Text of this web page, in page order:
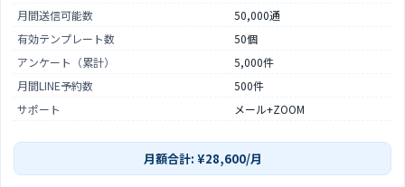
月間送信可能数
50,000通
有効テンプレート数
50個
アンケート（累計）
5,000件
月間LINE予約数
500件
サポート
メール+ZOOM
月額合計: ¥28,600/月